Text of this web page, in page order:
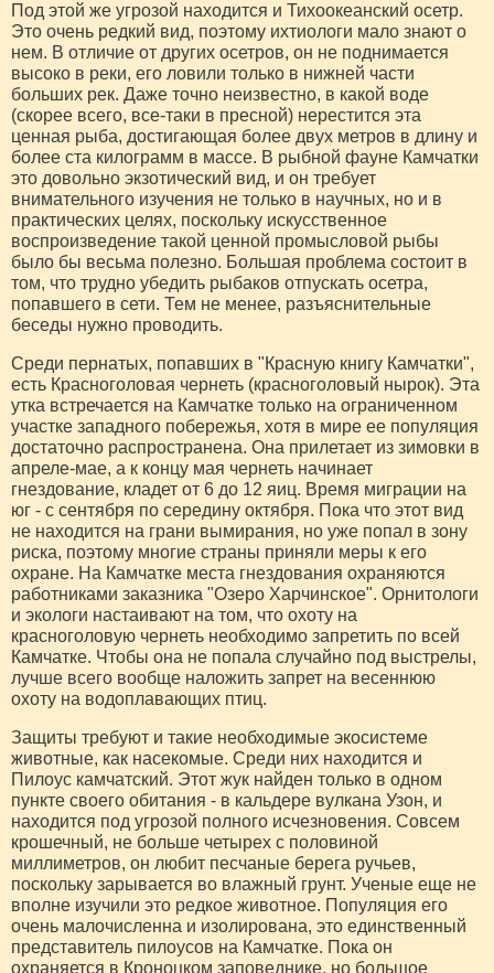
Под этой же угрозой находится и Тихоокеанский осетр.
Это очень редкий вид, поэтому ихтиологи мало знают о
нем. В отличие от других осетров, он не поднимается
высоко в реки, его ловили только в нижней части
больших рек. Даже точно неизвестно, в какой воде
(скорее всего, все-таки в пресной) нерестится эта
ценная рыба, достигающая более двух метров в длину и
более ста килограмм в массе. В рыбной фауне Камчатки
это довольно экзотический вид, и он требует
внимательного изучения не только в научных, но и в
практических целях, поскольку искусственное
воспроизведение такой ценной промысловой рыбы
было бы весьма полезно. Большая проблема состоит в
том, что трудно убедить рыбаков отпускать осетра,
попавшего в сети. Тем не менее, разъяснительные
беседы нужно проводить.
Среди пернатых, попавших в "Красную книгу Камчатки",
есть Красноголовая чернеть (красноголовый нырок). Эта
утка встречается на Камчатке только на ограниченном
участке западного побережья, хотя в мире ее популяция
достаточно распространена. Она прилетает из зимовки в
апреле-мае, а к концу мая чернеть начинает
гнездование, кладет от 6 до 12 яиц. Время миграции на
юг - с сентября по середину октября. Пока что этот вид
не находится на грани вымирания, но уже попал в зону
риска, поэтому многие страны приняли меры к его
охране. На Камчатке места гнездования охраняются
работниками заказника "Озеро Харчинское". Орнитологи
и экологи настаивают на том, что охоту на
красноголовую чернеть необходимо запретить по всей
Камчатке. Чтобы она не попала случайно под выстрелы,
лучше всего вообще наложить запрет на весеннюю
охоту на водоплавающих птиц.
Защиты требуют и такие необходимые экосистеме
животные, как насекомые. Среди них находится и
Пилоус камчатский. Этот жук найден только в одном
пункте своего обитания - в кальдере вулкана Узон, и
находится под угрозой полного исчезновения. Совсем
крошечный, не больше четырех с половиной
миллиметров, он любит песчаные берега ручьев,
поскольку зарывается во влажный грунт. Ученые еще не
вполне изучили это редкое животное. Популяция его
очень малочисленна и изолирована, это единственный
представитель пилоусов на Камчатке. Пока он
охраняется в Кроноцком заповеднике, но большое